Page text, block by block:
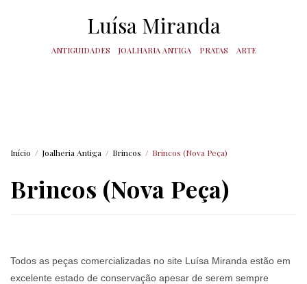
Luísa Miranda
ANTIGUIDADES JOALHARIA ANTIGA PRATAS ARTE
Início / Joalheria Antiga / Brincos / Brincos (Nova Peça)
Brincos (Nova Peça)
Todos as peças comercializadas no site Luísa Miranda estão em
excelente estado de conservação apesar de serem sempre